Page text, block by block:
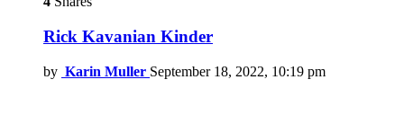
Rick Kavanian Kinder
by Karin Muller September 18, 2022, 10:19 pm